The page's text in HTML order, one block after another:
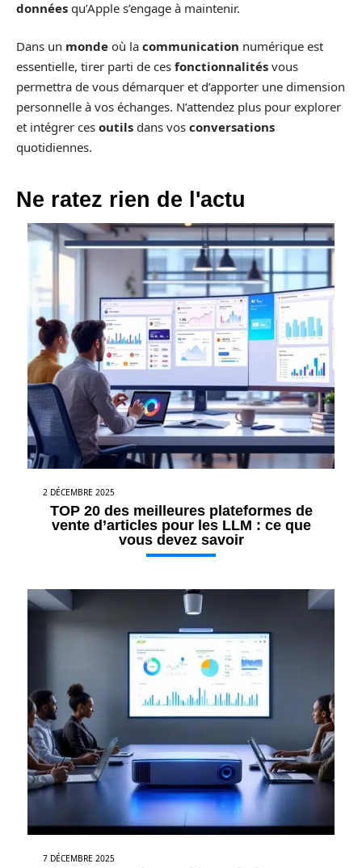
données qu’Apple s’engage à maintenir.
Dans un monde où la communication numérique est
essentielle, tirer parti de ces fonctionnalités vous
permettra de vous démarquer et d’apporter une dimension
personnelle à vos échanges. N’attendez plus pour explorer
et intégrer ces outils dans vos conversations
quotidiennes.
Ne ratez rien de l'actu
2 DÉCEMBRE 2025
TOP 20 des meilleures plateformes de
vente d’articles pour les LLM : ce que
vous devez savoir
7 DÉCEMBRE 2025